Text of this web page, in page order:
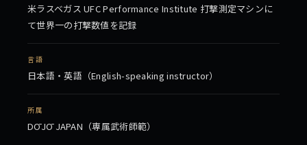
米ラスベガス UFC Performance Institute 打撃測定マシンに
て世界一の打撃数値を記録
言語
日本語・英語（English-speaking instructor）
所属
DŌJŌ JAPAN（専属武術師範）